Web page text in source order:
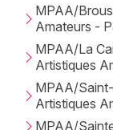
MPAA/
Amateurs -
MPAA/La
Artistiques
MPAA/
Artistiques
MPAA/